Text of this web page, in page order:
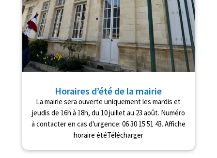
Horaires d’été de la mairie
La mairie sera ouverte uniquement les mardis et
jeudis de 16h à 18h, du 10 juillet au 23 août. Numéro
à contacter en cas d'urgence: 06 30 15 51 43. Affiche
horaire étéTélécharger